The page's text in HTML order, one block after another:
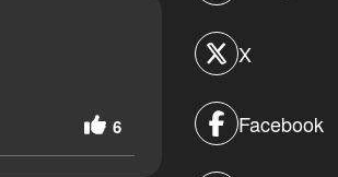
6
X
Facebook